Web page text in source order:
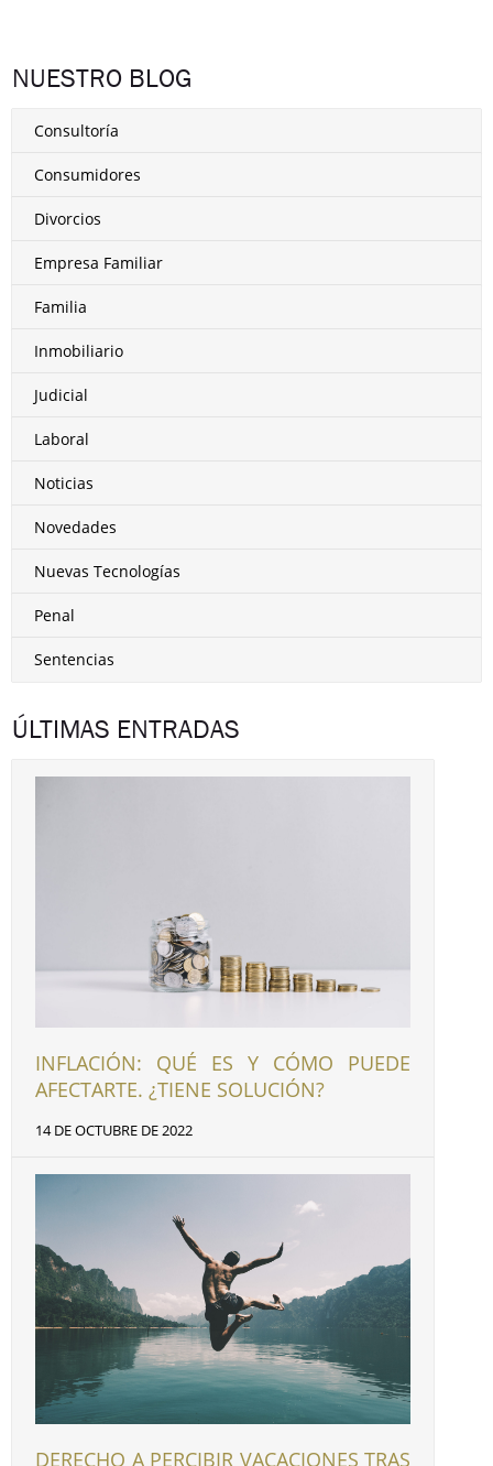
NUESTRO BLOG
Consultoría
Consumidores
Divorcios
Empresa Familiar
Familia
Inmobiliario
Judicial
Laboral
Noticias
Novedades
Nuevas Tecnologías
Penal
Sentencias
ÚLTIMAS ENTRADAS
INFLACIÓN: QUÉ ES Y CÓMO PUEDE
AFECTARTE. ¿TIENE SOLUCIÓN?
14 DE OCTUBRE DE 2022
DERECHO A PERCIBIR VACACIONES TRAS